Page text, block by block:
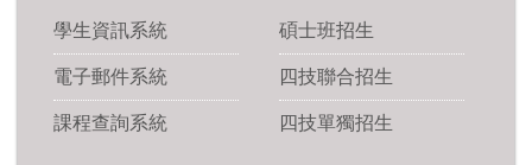
學生資訊系統
電子郵件系統
課程查詢系統
碩士班招生
四技聯合招生
四技單獨招生